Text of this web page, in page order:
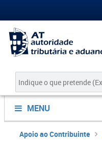
MENU
Apoio ao Contribuinte